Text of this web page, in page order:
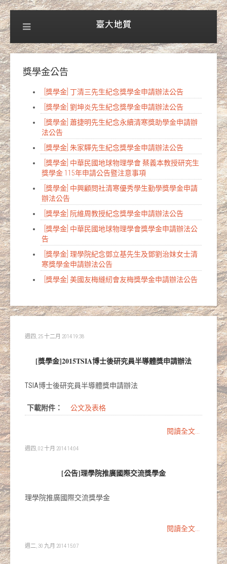
獎學金公告
[獎學金] 丁清三先生紀念獎學金申請辦法公告
[獎學金] 劉坤炎先生紀念獎學金申請辦法公告
[獎學金] 蕭捷明先生紀念永續清寒獎助學金申請辦
法公告
[獎學金] 朱家驊先生紀念獎學金申請辦法公告
[獎學金] 中華民國地球物理學會 蔡義本教授研究生
獎學金 115年申請公告暨注意事項
[獎學金] 中興顧問社清寒優秀學生勤學獎學金申請
辦法公告
[獎學金] 阮維周教授紀念獎學金申請辦法公告
[獎學金] 中華民國地球物理學會獎學金申請辦法公
告
[獎學金] 理學院紀念鄧立基先生及鄧劉治妹女士清
寒獎學金申請辦法公告
[獎學金] 美國友梅縫紉會友梅獎學金申請辦法公告
週四, 25 十二月 2014 19:38
[獎學金]2015TSIA博士後研究員半導體獎申請辦法
TSIA博士後研究員半導體獎申請辦法
下載附件： 公文及表格
閱讀全文...
週四, 02 十月 2014 14:04
[公告]理學院推廣國際交流獎學金
理學院推廣國際交流獎學金
閱讀全文...
週二, 30 九月 2014 15:07